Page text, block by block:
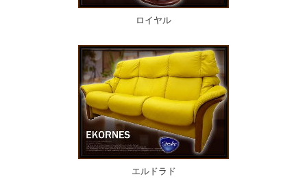
ロイヤル
エルドラド